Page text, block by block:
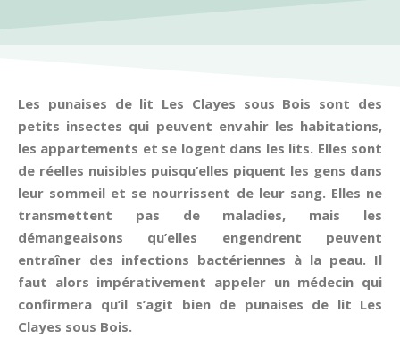
Les punaises de lit Les Clayes sous Bois sont des
petits insectes qui peuvent envahir les habitations,
les appartements et se logent dans les lits. Elles sont
de réelles nuisibles puisqu’elles piquent les gens dans
leur sommeil et se nourrissent de leur sang. Elles ne
transmettent pas de maladies, mais les
démangeaisons qu’elles engendrent peuvent
entraîner des infections bactériennes à la peau. Il
faut alors impérativement appeler un médecin qui
confirmera qu’il s’agit bien de punaises de lit Les
Clayes sous Bois.